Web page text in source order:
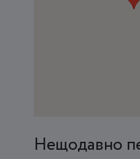
Нещодавно